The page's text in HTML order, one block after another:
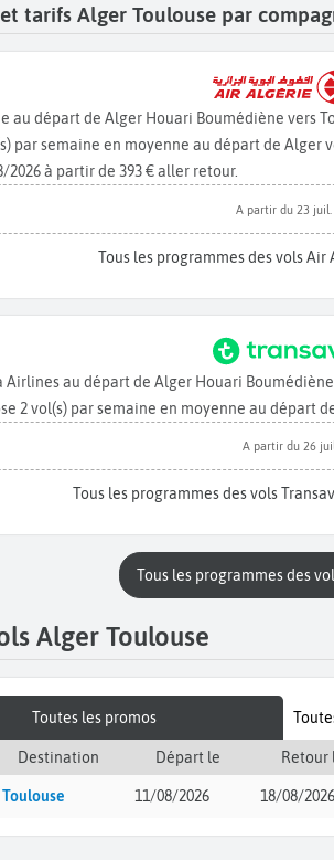
tarifs Alger Toulouse par
au départ de Alger Houari Boumédiène vers
par semaine en moyenne au départ de Alger
2026 à partir de 393 € aller retour.
A partir du 23 juil.
Tous les programmes des vols
Airlines au départ de Alger Houari
2 vol(s) par semaine en moyenne au départ
A partir du 26
Tous les programmes des vols
Tous les programmes des
Alger Toulouse
Toutes les promos
Destination Départ le Retour
Toulouse 11/08/2026 18/08/2026